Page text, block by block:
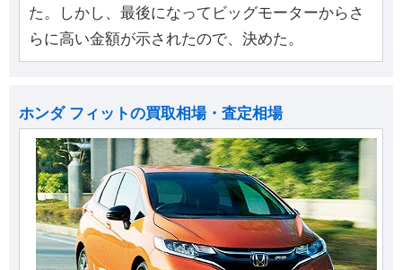
た。しかし、最後になってビッグモーターからさ
らに高い金額が示されたので、決めた。
ホンダ フィットの買取相場・査定相場